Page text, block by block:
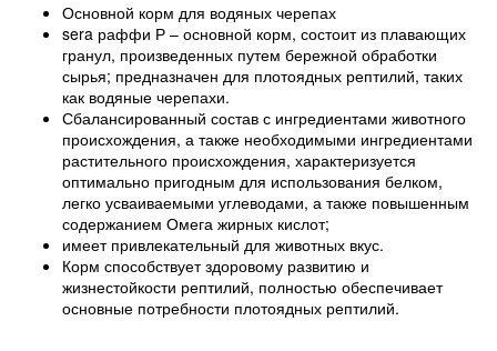
Основной корм для водяных черепах
sera раффи Р – основной корм, состоит из плавающих
гранул, произведенных путем бережной обработки
сырья; предназначен для плотоядных рептилий, таких
как водяные черепахи.
Сбалансированный состав с ингредиентами животного
происхождения, а также необходимыми ингредиентами
растительного происхождения, характеризуется
оптимально пригодным для использования белком,
легко усваиваемыми углеводами, а также повышенным
содержанием Омега жирных кислот;
имеет привлекательный для животных вкус.
Корм способствует здоровому развитию и
жизнестойкости рептилий, полностью обеспечивает
основные потребности плотоядных рептилий.